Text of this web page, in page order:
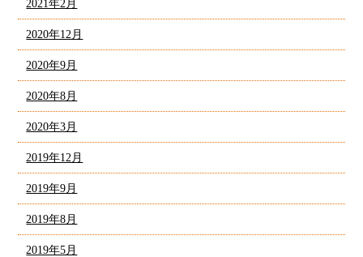
2021年2月
2020年12月
2020年9月
2020年8月
2020年3月
2019年12月
2019年9月
2019年8月
2019年5月